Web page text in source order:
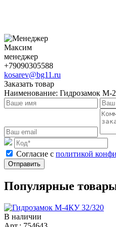
Максим
менеджер
+79090305588
kosarev@bg11.ru
Заказать товар
Наименование: Гидрозамок М-
Cогласие с политикой
Отправить
Популярные
В наличии